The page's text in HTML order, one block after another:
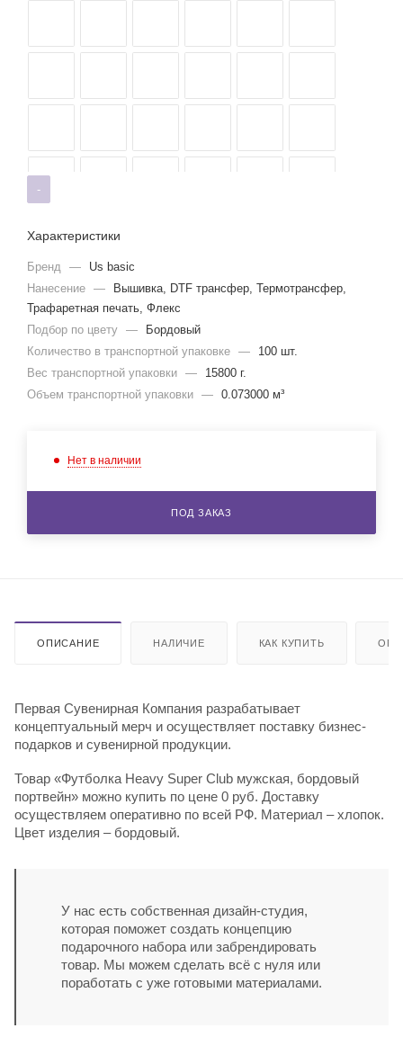
-
Характеристики
Бренд —
Us basic
Нанесение —
Вышивка, DTF трансфер, Термотрансфер,
Трафаретная печать, Флекс
Подбор по цвету —
Бордовый
Количество в транспортной упаковке —
100 шт.
Вес транспортной упаковки —
15800 г.
Объем транспортной упаковки — 0.073000 м³
Нет в наличии
ПОД ЗАКАЗ
ОПИСАНИЕ НАЛИЧИЕ КАК КУПИТЬ
Первая Сувенирная Компания разрабатывает
концептуальный мерч и осуществляет поставку бизнес-
подарков и сувенирной продукции.
Товар «Футболка Heavy Super Club мужская, бордовый
портвейн» можно купить по цене 0 руб. Доставку
осуществляем оперативно по всей РФ. Материал – хлопок.
Цвет изделия – бордовый.
У нас есть собственная дизайн-студия,
которая поможет создать концепцию
подарочного набора или забрендировать
товар. Мы можем сделать всё с нуля или
поработать с уже готовыми материалами.